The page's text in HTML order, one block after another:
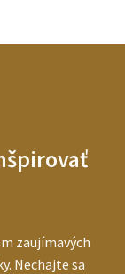
zaujímavých
Nechajte sa